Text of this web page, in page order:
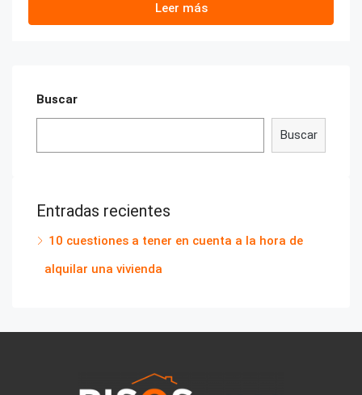
Leer más
Buscar
Buscar
Entradas recientes
10 cuestiones a tener en cuenta a la hora de
alquilar una vivienda